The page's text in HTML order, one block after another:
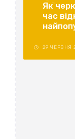
Як
час
29 ЧЕРВНЯ